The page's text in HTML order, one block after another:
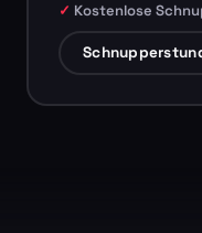
Kostenlose